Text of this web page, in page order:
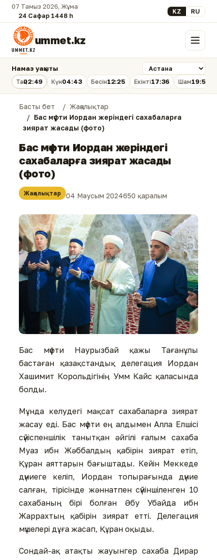
07 Тамыз 2026, Жұма
24 Сафар 1448 һ.
Select your
KZ RU
ummet.kz Мәзір
Намаз уақыты
Таң02:49 Күн04:43 Бесін12:25 Екінті17:36 Шам19:56
Басты бет
Жаңалықтар
Бас мүфти Иордан жеріндегі сахабаларға
зиярат жасады (фото)
Бас мүфти Иордан жеріндегі
сахабаларға зиярат жасады
(фото)
Жаңалықтар 04 Маусым 2024650 қаралым
Бас мүфти Наурызбай қажы Тағанұлы
бастаған қазақстандық делегация Иордан
Хашимит Корольдігінің Умм Кайс қаласында
болды.
Мұнда келудегі мақсат сахабаларға зиярат
жасау еді. Бас мүфти ең алдымен Алла Елшісі
сүйіспеншілік танытқан әйгілі ғалым сахаба
Муаз ибн Жәббалдың қабірін зиярат етіп,
Құран аяттарын бағыштады. Кейін Меккеде
дүниеге келіп, Иордан топырағында дүние
салған, тірісінде жәннатпен сүйіншіленген 10
сахабаның бірі болған Әбу Убайда ибн
Жаррахтың қабірін зиярат етті. Делегация
мүшелері дұға жасап, Құран оқыды.
Сондай-ақ атақты жауынгер сахаба Дирар